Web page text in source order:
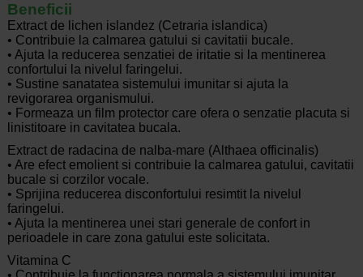
Beneficii
Extract de lichen islandez (Cetraria islandica)
• Contribuie la calmarea gatului si cavitatii bucale.
• Ajuta la reducerea senzatiei de iritatie si la mentinerea
confortului la nivelul faringelui.
• Sustine sanatatea sistemului imunitar si ajuta la
revigorarea organismului.
• Formeaza un film protector care ofera o senzatie placuta si
linistitoare in cavitatea bucala.
Extract de radacina de nalba-mare (Althaea officinalis)
• Are efect emolient si contribuie la calmarea gatului, cavitatii
bucale si corzilor vocale.
• Sprijina reducerea disconfortului resimtit la nivelul
faringelui.
• Ajuta la mentinerea unei stari generale de confort in
perioadele in care zona gatului este solicitata.
Vitamina C